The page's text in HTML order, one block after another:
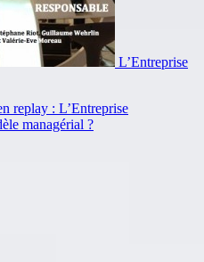
L’Entreprise
replay : L’Entreprise
managérial ?